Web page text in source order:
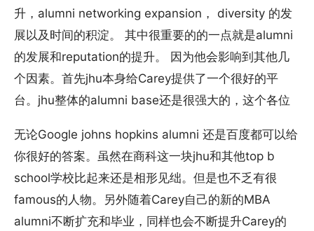
升，alumni networking expansion， diversity 的发
展以及时间的积淀。 其中很重要的的一点就是alumni
的发展和reputation的提升。 因为他会影响到其他几
个因素。首先jhu本身给Carey提供了一个很好的平
台。jhu整体的alumni base还是很强大的，这个各位
无论Google johns hopkins alumni 还是百度都可以给
你很好的答案。虽然在商科这一块jhu和其他top b
school学校比起来还是相形见绌。但是也不乏有很
famous的人物。另外随着Carey自己的新的MBA
alumni不断扩充和毕业，同样也会不断提升Carey的